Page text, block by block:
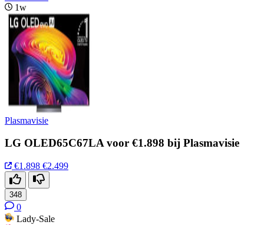
1w
Plasmavisie
LG OLED65C67LA voor €1.898 bij Plasmavisie
€1.898 €2.499
348
0
Lady-Sale